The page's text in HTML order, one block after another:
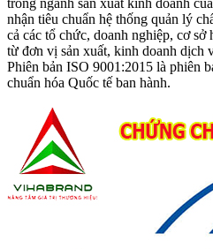
trong ngành sản xuất kinh doanh
nhận tiêu chuẩn hệ thống quản lý
cả các tổ chức, doanh nghiệp, cơ
từ đơn vị sản xuất, kinh doanh
Phiên bản ISO 9001:2015 là phiên
chuẩn hóa Quốc tế ban hành.